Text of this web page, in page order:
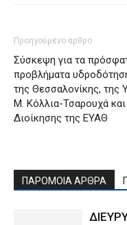
Προηγούμενο άρθρο
Σύσκεψη για τα
προβλήματα
της Θεσσαλονίκης, της
Μ. Κόλλια-Τσαρουχά
Διοίκησης της ΕΥΑΘ
ΠΑΡΟΜΟΙΑ ΑΡΘΡΑ